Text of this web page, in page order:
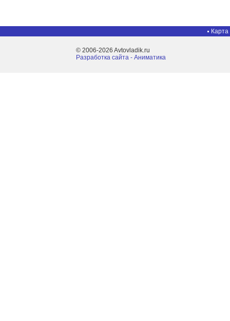
Карта
© 2006-2026 Avtovladik.ru
Разработка сайта - Aниматика